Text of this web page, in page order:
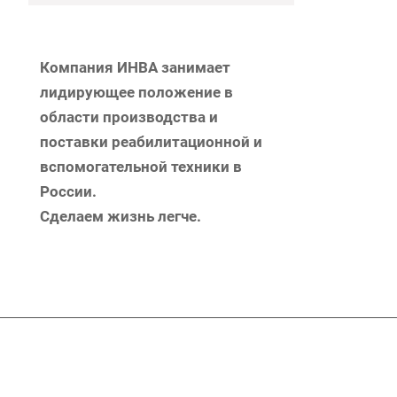
Компания ИНВА занимает
лидирующее положение в
области производства и
поставки реабилитационной и
вспомогательной техники в
России.
Сделаем жизнь легче.